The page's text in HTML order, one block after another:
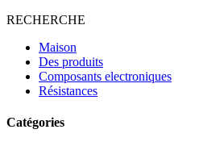
RECHERCHE
Maison
Des produits
Composants electroniques
Résistances
Catégories